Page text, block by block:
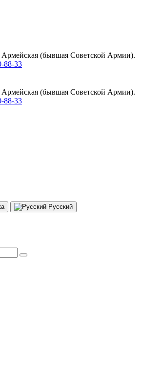
Армейская (бывшая Советской Армии).
88-33
Армейская (бывшая Советской Армии).
88-33
Русский